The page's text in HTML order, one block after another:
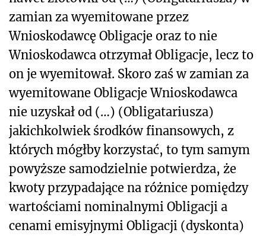
zamian za wyemitowane przez
Wnioskodawcę Obligacje oraz to nie
Wnioskodawca otrzymał Obligacje, lecz to
on je wyemitował. Skoro zaś w zamian za
wyemitowane Obligacje Wnioskodawca
nie uzyskał od (…) (Obligatariusza)
jakichkolwiek środków finansowych, z
których mógłby korzystać, to tym samym
powyższe samodzielnie potwierdza, że
kwoty przypadające na różnice pomiędzy
wartościami nominalnymi Obligacji a
cenami emisyjnymi Obligacji (dyskonta)